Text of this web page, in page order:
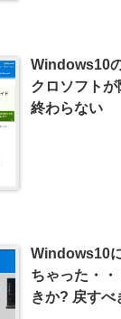
Windows10
クロソフト
終わらない
Windows10
ちゃった・
きか? 戻すべ